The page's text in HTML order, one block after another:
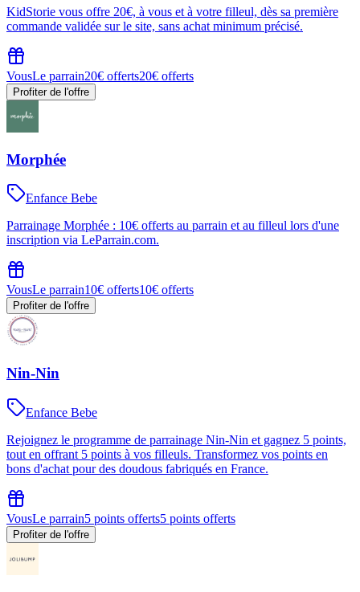
KidStorie vous offre 20€, à vous et à votre filleul, dès sa première
commande validée sur le site, sans achat minimum précisé.
VousLe parrain20€ offerts20€ offerts
Profiter de l'offre
Morphée
Enfance Bebe
Parrainage Morphée : 10€ offerts au parrain et au filleul lors d'une
inscription via LeParrain.com.
VousLe parrain10€ offerts10€ offerts
Profiter de l'offre
Nin-Nin
Enfance Bebe
Rejoignez le programme de parrainage Nin-Nin et gagnez 5 points,
tout en offrant 5 points à vos filleuls. Transformez vos points en
bons d'achat pour des doudous fabriqués en France.
VousLe parrain5 points offerts5 points offerts
Profiter de l'offre